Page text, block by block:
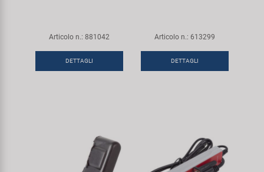
Articolo n.: 881042
DETTAGLI
Articolo n.: 613299
DETTAGLI